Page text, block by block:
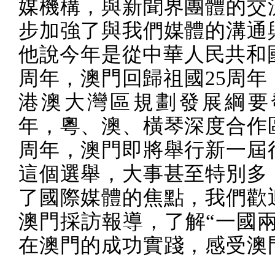
媒機構，與新聞界團體的交
步加強了與我們媒體的溝通
他說今年是從中華人民共和
周年，澳門回歸祖國 25周年
港澳大灣區規劃發展綱
年，粵、澳、橫琴深度合作
周年，澳門即將舉行新一屆
這個選舉，大事甚至特別多
了國際媒體的焦點，我們歡
澳門採訪報導，了解“一國
在澳門的成功實踐，感受澳